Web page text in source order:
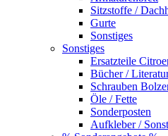
Sitzstoffe /
Gurte
Sonstiges
Sonstiges
Ersatzteile
Bücher /
Schrauben
Öle / Fette
Sonderposten
Aufkleber /